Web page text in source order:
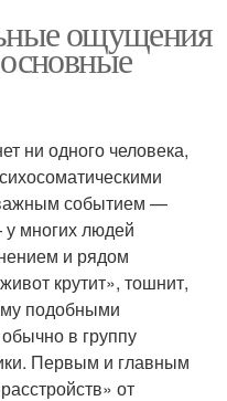
ощущения
ни одного человека,
событием —
многих людей
и рядом
крутит», тошнит,
подобными
в группу
Первым и главным
от